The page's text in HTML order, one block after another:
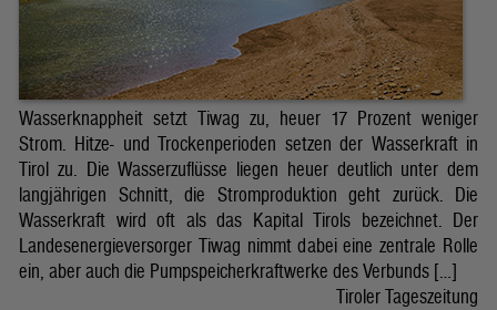
Wasserknappheit setzt Tiwag zu, heuer 17 Prozent weniger
Strom. Hitze- und Trockenperioden setzen der Wasserkraft in
Tirol zu. Die Wasserzuflüsse liegen heuer deutlich unter dem
langjährigen Schnitt, die Stromproduktion geht zurück. Die
Wasserkraft wird oft als das Kapital Tirols bezeichnet. Der
Landesenergieversorger Tiwag nimmt dabei eine zentrale Rolle
ein, aber auch die Pumpspeicherkraftwerke des Verbunds […]
Tiroler Tageszeitung